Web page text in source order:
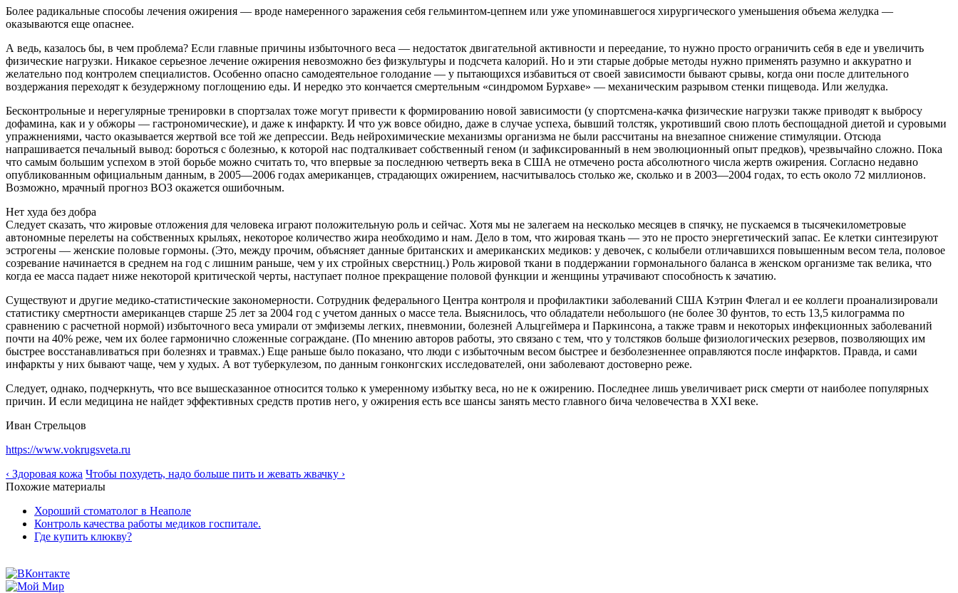
Более радикальные способы лечения ожирения — вроде намеренного заражения себя гельминтом-цепнем или уже упоминавшегося хирургического уменьшения объема желудка —
оказываются еще опаснее.
А ведь, казалось бы, в чем проблема? Если главные причины избыточного веса — недостаток двигательной активности и переедание, то нужно просто ограничить себя в еде и увеличить
физические нагрузки. Никакое серьезное лечение ожирения невозможно без физкультуры и подсчета калорий. Но и эти старые добрые методы нужно применять разумно и аккуратно и
желательно под контролем специалистов. Особенно опасно самодеятельное голодание — у пытающихся избавиться от своей зависимости бывают срывы, когда они после длительного
воздержания переходят к безудержному поглощению еды. И нередко это кончается смертельным «синдромом Бурхаве» — механическим разрывом стенки пищевода. Или желудка.
Бесконтрольные и нерегулярные тренировки в спортзалах тоже могут привести к формированию новой зависимости (у спортсмена-качка физические нагрузки также приводят к выбросу
дофамина, как и у обжоры — гастрономические), и даже к инфаркту. И что уж вовсе обидно, даже в случае успеха, бывший толстяк, укротивший свою плоть беспощадной диетой и суровыми
упражнениями, часто оказывается жертвой все той же депрессии. Ведь нейрохимические механизмы организма не были рассчитаны на внезапное снижение стимуляции. Отсюда
напрашивается печальный вывод: бороться с болезнью, к которой нас подталкивает собственный геном (и зафиксированный в нем эволюционный опыт предков), чрезвычайно сложно. Пока
что самым большим успехом в этой борьбе можно считать то, что впервые за последнюю четверть века в США не отмечено роста абсолютного числа жертв ожирения. Согласно недавно
опубликованным официальным данным, в 2005—2006 годах американцев, страдающих ожирением, насчитывалось столько же, сколько и в 2003—2004 годах, то есть около 72 миллионов.
Возможно, мрачный прогноз ВОЗ окажется ошибочным.
Нет худа без добра
Следует сказать, что жировые отложения для человека играют положительную роль и сейчас. Хотя мы не залегаем на несколько месяцев в спячку, не пускаемся в тысячекилометровые
автономные перелеты на собственных крыльях, некоторое количество жира необходимо и нам. Дело в том, что жировая ткань — это не просто энергетический запас. Ее клетки синтезируют
эстрогены — женские половые гормоны. (Это, между прочим, объясняет данные британских и американских медиков: у девочек, с колыбели отличавшихся повышенным весом тела, половое
созревание начинается в среднем на год с лишним раньше, чем у их стройных сверстниц.) Роль жировой ткани в поддержании гормонального баланса в женском организме так велика, что
когда ее масса падает ниже некоторой критической черты, наступает полное прекращение половой функции и женщины утрачивают способность к зачатию.
Существуют и другие медико-статистические закономерности. Сотрудник федерального Центра контроля и профилактики заболеваний США Кэтрин Флегал и ее коллеги проанализировали
статистику смертности американцев старше 25 лет за 2004 год с учетом данных о массе тела. Выяснилось, что обладатели небольшого (не более 30 фунтов, то есть 13,5 килограмма по
сравнению с расчетной нормой) избыточного веса умирали от эмфиземы легких, пневмонии, болезней Альцгеймера и Паркинсона, а также травм и некоторых инфекционных заболеваний
почти на 40% реже, чем их более гармонично сложенные сограждане. (По мнению авторов работы, это связано с тем, что у толстяков больше физиологических резервов, позволяющих им
быстрее восстанавливаться при болезнях и травмах.) Еще раньше было показано, что люди с избыточным весом быстрее и безболезненнее оправляются после инфарктов. Правда, и сами
инфаркты у них бывают чаще, чем у худых. А вот туберкулезом, по данным гонконгских исследователей, они заболевают достоверно реже.
Следует, однако, подчеркнуть, что все вышесказанное относится только к умеренному избытку веса, но не к ожирению. Последнее лишь увеличивает риск смерти от наиболее популярных
причин. И если медицина не найдет эффективных средств против него, у ожирения есть все шансы занять место главного бича человечества в XXI веке.
Иван Стрельцов
https://www.vokrugsveta.ru
‹ Здоровая кожа Чтобы похудеть, надо больше пить и жевать жвачку ›
Похожие материалы
Хороший стоматолог в Неаполе
Контроль качества работы медиков госпитале.
Где купить клюкву?